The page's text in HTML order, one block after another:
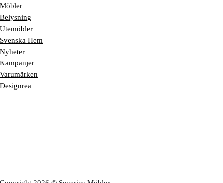
Möbler
Belysning
Utemöbler
Svenska Hem
Nyheter
Kampanjer
Varumärken
Designrea